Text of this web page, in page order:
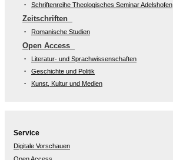
Schriftenreihe Theologisches Seminar Adelshofen
Zeitschriften
Romanische Studien
Open Access
Literatur- und Sprachwissenschaften
Geschichte und Politik
Kunst, Kultur und Medien
Service
Digitale Vorschauen